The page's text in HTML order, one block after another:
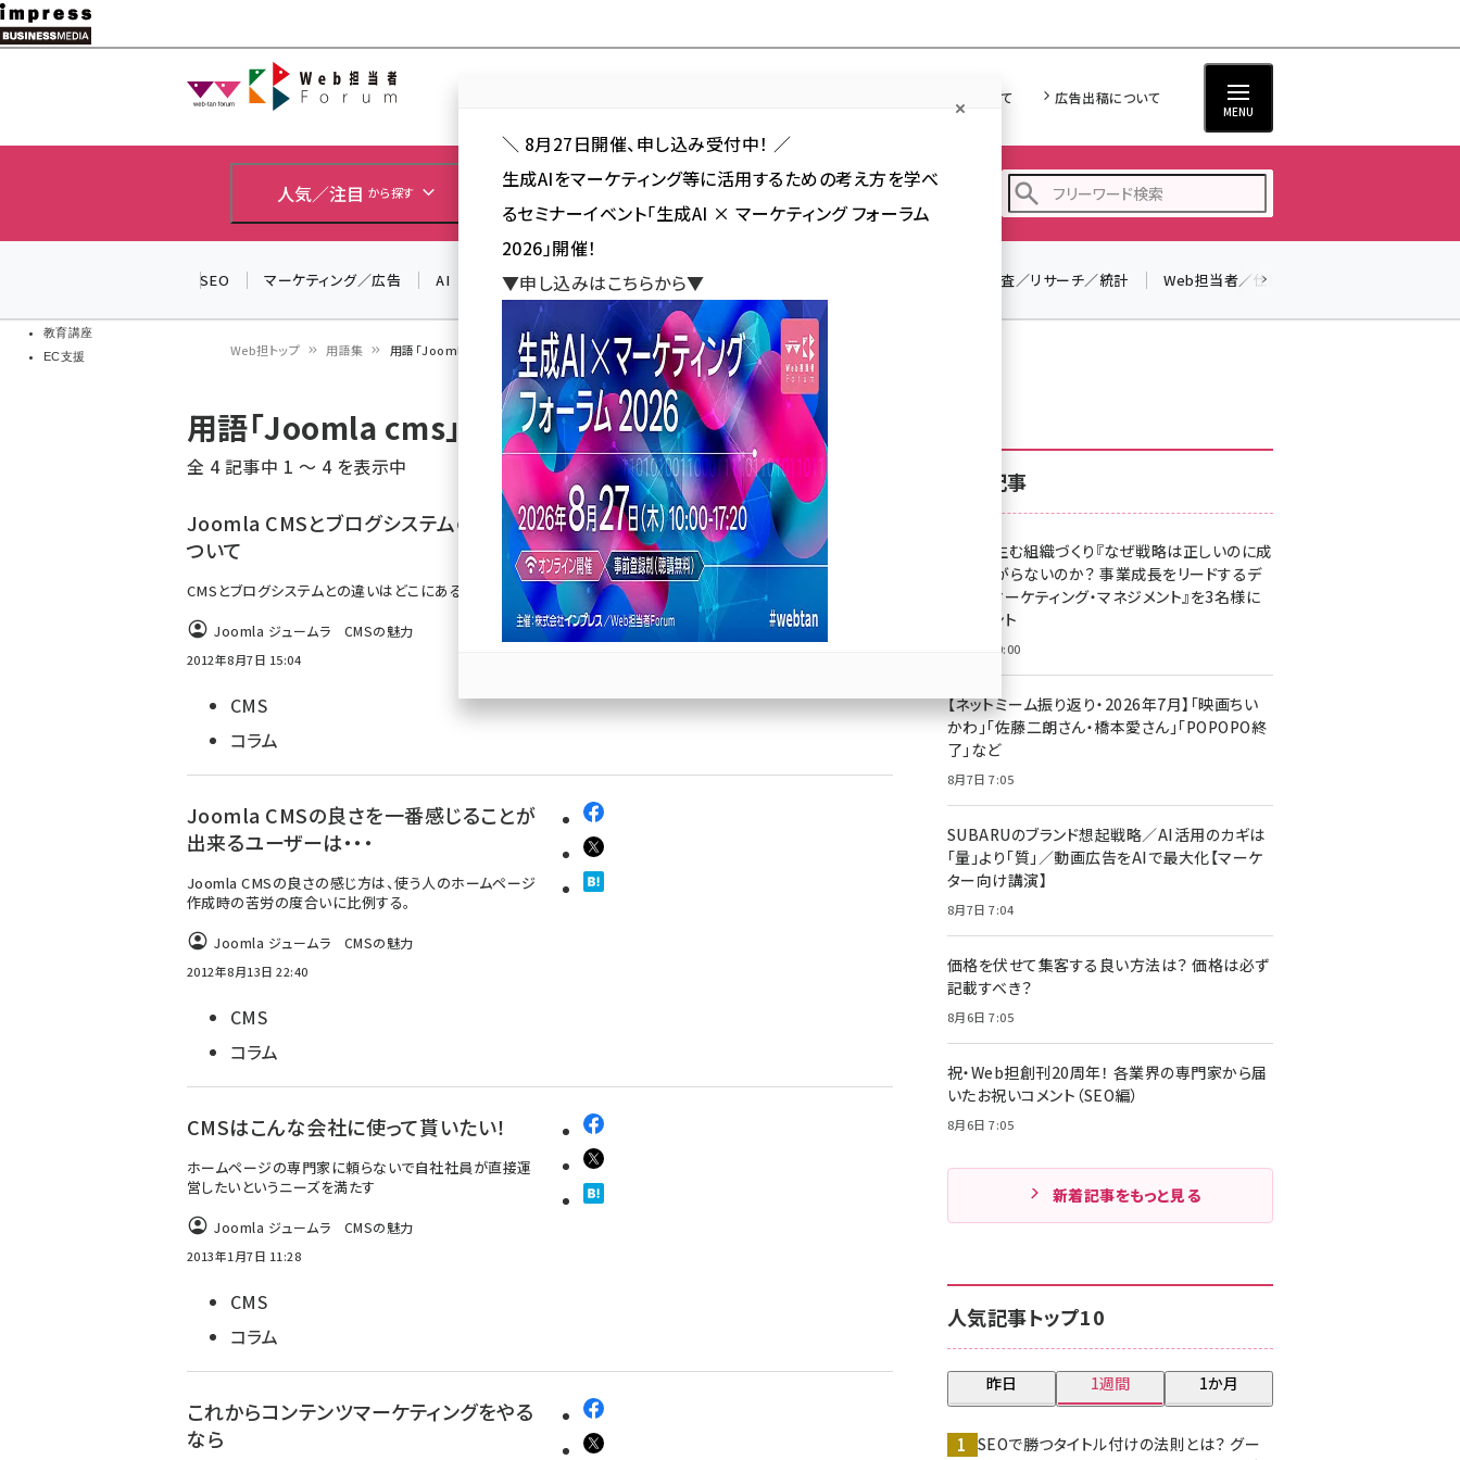
メ
イ
教育講座
EC支援
Web担当者Forum
Web担について 広告出稿について
MENU
人気／注目 から探す カテゴリ／種別 から探す セミナー／イベント から探す
z世代 (1629)
meo (1281)
llmo (1167)
SEO マーケティング／広告 AI SNS アクセス解析／データ分析 調査／リサーチ／統計 Web担当者／仕事
ン
く
ず
Web担トップ 用語集 用語「Joomla cms」 が使われている記事の一覧
用語「Joomla cms」 が使われている記事の一覧
全 4 記事中 1 ～ 4 を表示中
Joomla CMSとブログシステムの違いに
ついて
CMSとブログシステムとの違いはどこにあるのか？
Joomla ジュームラ CMSの魅力
2012年8月7日 15:04
CMS
コラム
Joomla CMSの良さを一番感じることが
出来るユーザーは・・・
Joomla CMSの良さの感じ方は、使う人のホームページ
作成時の苦労の度合いに比例する。
Joomla ジュームラ CMSの魅力
2012年8月13日 22:40
CMS
コラム
CMSはこんな会社に使って貰いたい！
ホームページの専門家に頼らないで自社社員が直接運
営したいというニーズを満たす
Joomla ジュームラ CMSの魅力
2013年1月7日 11:28
CMS
コラム
これからコンテンツマーケティングをやる
なら
新着記事
成果を生む組織づくり『なぜ戦略は正しいのに成
果があがらないのか？ 事業成長をリードするデ
ジタルマーケティング・マネジメント』を3名様に
プレゼント
8月7日 10:00
【ネットミーム振り返り・2026年7月】「映画ちい
かわ」「佐藤二朗さん・橋本愛さん」「POPOPO終
了」など
8月7日 7:05
SUBARUのブランド想起戦略／AI活用のカギは
「量」より「質」／動画広告をAIで最大化【マーケ
ター向け講演】
8月7日 7:04
価格を伏せて集客する良い方法は？ 価格は必ず
記載すべき？
8月6日 7:05
祝・Web担創刊20周年！ 各業界の専門家から届
いたお祝いコメント（SEO編）
8月6日 7:05
新着記事をもっと見る
人気記事トップ10
昨日 1週間 1か月
SEOで勝つタイトル付けの法則とは？ グー
＼ 8月27日開催、申し込み受付中！ ／
生成AIをマーケティング等に活用するための考え方を学べ
るセミナーイベント「生成AI × マーケティング フォーラム
2026」開催！
▼申し込みはこちらから▼